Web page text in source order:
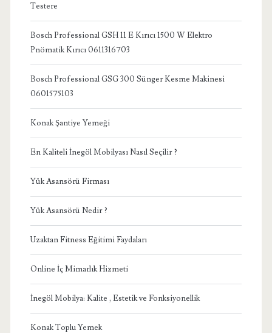
Testere
Bosch Professional GSH 11 E Kırıcı 1500 W Elektro
Pnömatik Kırıcı 0611316703
Bosch Professional GSG 300 Sünger Kesme Makinesi
0601575103
Konak Şantiye Yemeği
En Kaliteli İnegöl Mobilyası Nasıl Seçilir ?
Yük Asansörü Firması
Yük Asansörü Nedir ?
Uzaktan Fitness Eğitimi Faydaları
Online İç Mimarlık Hizmeti
İnegöl Mobilya: Kalite , Estetik ve Fonksiyonellik
Konak Toplu Yemek